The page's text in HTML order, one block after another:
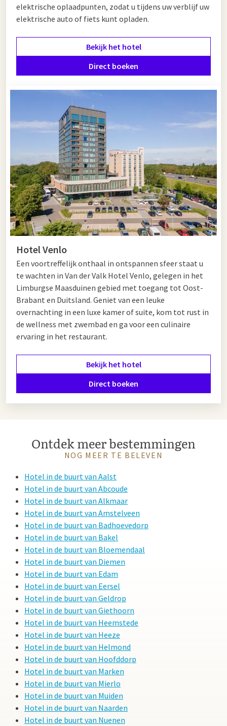
elektrische oplaadpunten, zodat u tijdens uw verblijf uw
elektrische auto of fiets kunt opladen.
Bekijk het hotel
Direct boeken
Hotel Venlo
Een voortreffelijk onthaal in ontspannen sfeer staat u
te wachten in Van der Valk Hotel Venlo, gelegen in het
Limburgse Maasduinen gebied met toegang tot Oost-
Brabant en Duitsland. Geniet van een leuke
overnachting in een luxe kamer of suite, kom tot rust in
de wellness met zwembad en ga voor een culinaire
ervaring in het restaurant.
Bekijk het hotel
Direct boeken
Ontdek meer bestemmingen
NOG MEER TE BELEVEN
Hotel in de buurt van Aalst
Hotel in de buurt van Abcoude
Hotel in de buurt van Alkmaar
Hotel in de buurt van Amstelveen
Hotel in de buurt van Badhoevedorp
Hotel in de buurt van Bakel
Hotel in de buurt van Bloemendaal
Hotel in de buurt van Diemen
Hotel in de buurt van Edam
Hotel in de buurt van Eersel
Hotel in de buurt van Geldrop
Hotel in de buurt van Giethoorn
Hotel in de buurt van Heemstede
Hotel in de buurt van Heeze
Hotel in de buurt van Helmond
Hotel in de buurt van Hoofddorp
Hotel in de buurt van Marken
Hotel in de buurt van Mierlo
Hotel in de buurt van Muiden
Hotel in de buurt van Naarden
Hotel in de buurt van Nuenen